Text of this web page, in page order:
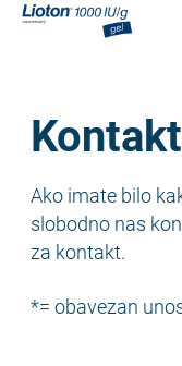
Skoči
Ako imate bilo
slobodno nas
za kontakt.
*= obavezan